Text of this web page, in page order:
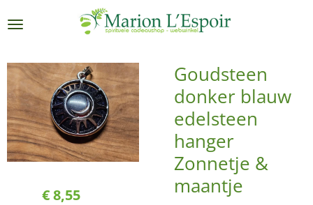
direct
de
hoofdinhoud
Goudsteen
donker blauw
edelsteen
hanger
Zonnetje &
maantje
€ 8,55